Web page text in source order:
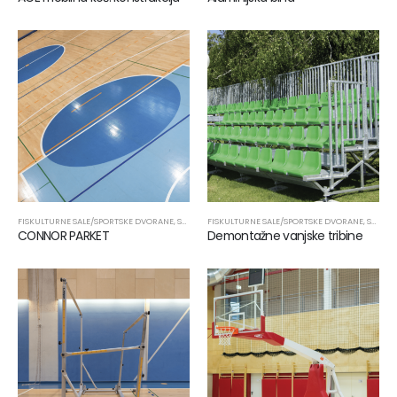
FISKULTURNE SALE/SPORTSKE DVORANE,SPORTSKA OPREMA ,SPORTSKI PODOVI
CONNOR PARKET
FISKULTURNE SALE/SPORTSKE DVORANE,SPORTSKA OPREMA
Demontažne vanjske tribine